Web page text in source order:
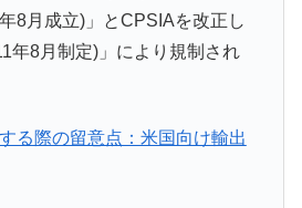
8月成立)」とCPSIAを改正し
年8月制定)」により規制され
る際の留意点：米国向け輸出